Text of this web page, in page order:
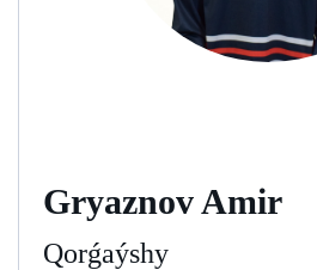
Gryaznov Amir
Qorǵaýshy